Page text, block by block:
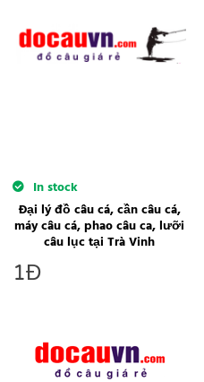
In stock
Đại lý đồ câu cá, cần câu cá,
máy câu cá, phao câu ca, lưỡi
câu lục tại Trà Vinh
1Đ